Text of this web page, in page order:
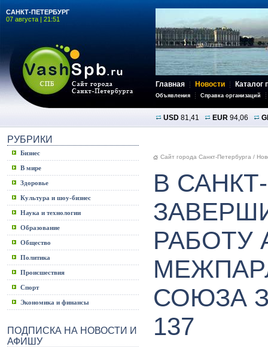
САНКТ-ПЕТЕРБУРГ
07 августа | 21:51
Главная Новости Каталог
Объявления Справка организаций
USD 81,41 EUR 94,06
РУБРИКИ
Бизнес
В мире
Здоровье
Культура и шоу-бизнес
Наука и технологии
Образование
Общество
Политика
Происшествия
Спорт
Экономика и финансы
ПОДПИСКА НА НОВОСТИ И
АФИШУ
Сайт города Санкт-Петербурга /
В
РАБОТУ
СОЮЗА
137